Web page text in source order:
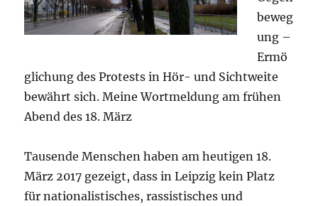
beweg
ung –
Ermö
glichung des Protests in Hör- und Sichtweite
bewährt sich. Meine Wortmeldung am frühen
Abend des 18. März
Tausende Menschen haben am heutigen 18.
März 2017 gezeigt, dass in Leipzig kein Platz
für nationalistisches, rassistisches und